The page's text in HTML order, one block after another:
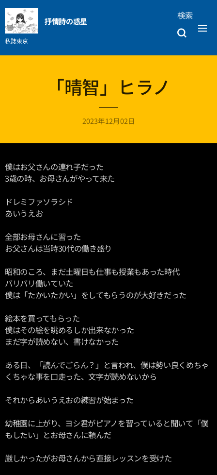
抒情詩の惑星
私誌東京
検索
「晴智」ヒラノ
2023年12月02日
僕はお父さんの連れ子だった
3歳の時、お母さんがやって来た
ドレミファソラシド
あいうえお
全部お母さんに習った
お父さんは当時30代の働き盛り
昭和のころ、まだ土曜日も仕事も授業もあった時代
バリバリ働いていた
僕は「たかいたかい」をしてもらうのが大好きだった
絵本を買ってもらった
僕はその絵を眺めるしか出来なかった
まだ字が読めない、書けなかった
ある日、「読んでごらん？」と言われ、僕は勢い良くめちゃ
くちゃな事を口走った、文字が読めないから
それからあいうえおの練習が始まった
幼稚園に上がり、ヨシ君がピアノを習っていると聞いて「僕
もしたい」とお母さんに頼んだ
厳しかったがお母さんから直接レッスンを受けた